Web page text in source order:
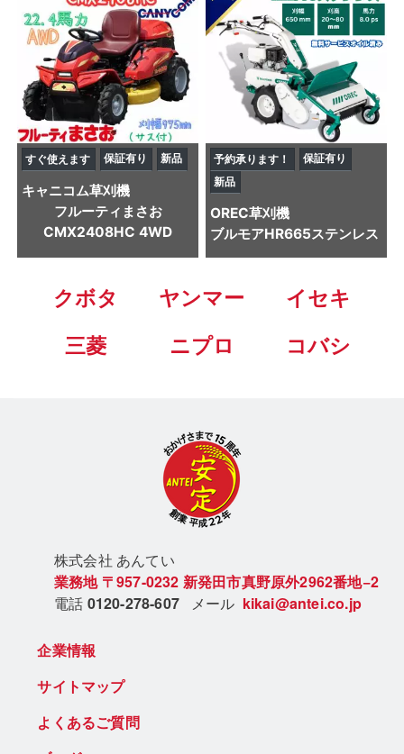
すぐ使えます 保証有り 新品
キャニコム草刈機
フルーティまさお
CMX2408HC 4WD
予約承ります！
保証有り
新品
OREC草刈機
ブルモアHR665ステンレス
クボタ ヤンマー
イセキ
三菱
ニプロ コバシ
株式会社 あんてい
業務地 〒957-0232 新発田市真野原外2962番地−2
電話 0120-278-607 メール kikai@antei.co.jp
企業情報
サイトマップ
よくあるご質問